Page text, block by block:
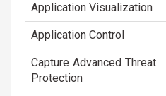
Application Visualization
Application Control
Capture Advanced Threat
Protection